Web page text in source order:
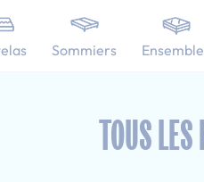
Sommiers
déco Adulte Tous les
TOUS